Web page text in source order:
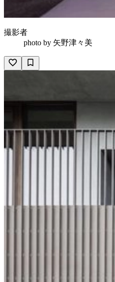
撮影者
photo by 矢野津々美